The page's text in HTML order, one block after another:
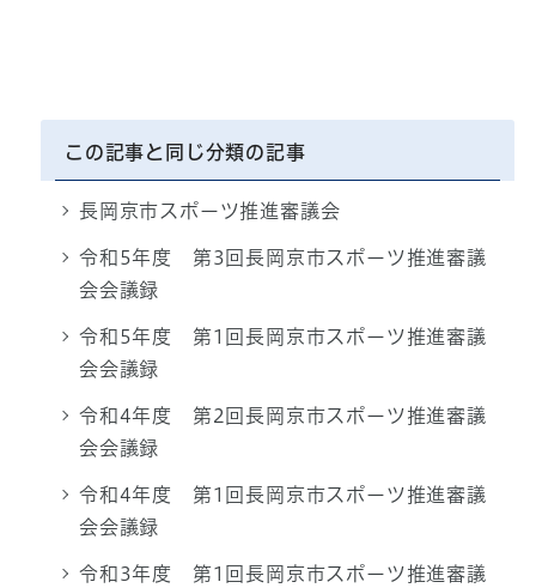
この記事と同じ分類の記事
長岡京市スポーツ推進審議会
令和5年度 第3回長岡京市スポーツ推進審議
会会議録
令和5年度 第1回長岡京市スポーツ推進審議
会会議録
令和4年度 第2回長岡京市スポーツ推進審議
会会議録
令和4年度 第1回長岡京市スポーツ推進審議
会会議録
令和3年度 第1回長岡京市スポーツ推進審議